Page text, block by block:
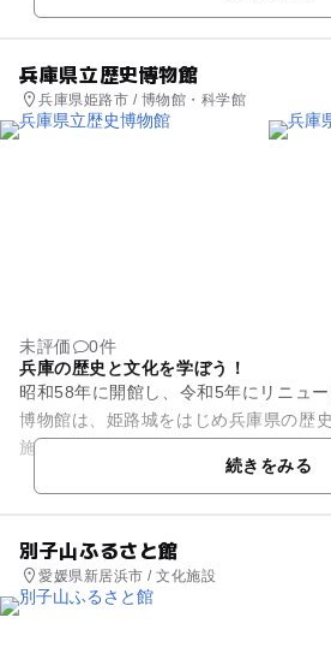
兵庫県立歴史博物館
兵庫県姫路市 / 博物館・科学館
未評価
0件
兵庫の歴史と文化を学ぼう！
昭和58年に開館し、令和5年にリニュ
博物館は、姫路城をはじめ兵庫県の歴
施設です。 1階の無料ゾーンでは、昔のくらしや兵庫の美術工
続きをみる
別子山ふるさと館
愛媛県新居浜市 / 文化施設